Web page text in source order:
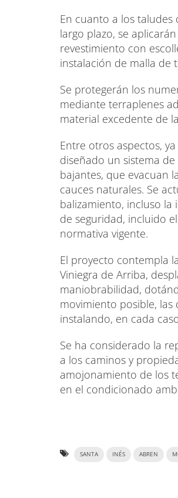
En cuanto a los taludes
largo plazo, se
revestimiento con
instalación de malla de
Se protegerán los
mediante terraplenes
material excedente de
Entre otros aspectos,
diseñado un sistema
bajantes, que evacuan
cauces naturales. Se
balizamiento, incluso la
de seguridad, incluido
normativa vigente.
El proyecto contempla
Viniegra de Arriba,
maniobrabilidad,
movimiento posible, las
instalando, en cada
Se ha considerado la
a los caminos y
amojonamiento de los
en el condicionado
SANTA INÉS ABREN